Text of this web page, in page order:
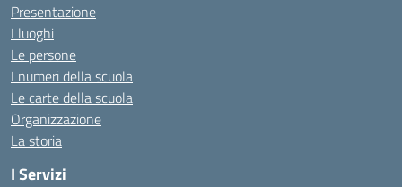
Presentazione
I luoghi
Le persone
I numeri della scuola
Le carte della scuola
Organizzazione
La storia
I Servizi